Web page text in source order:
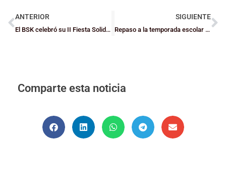
ANTERIOR
El BSK celebró su II Fiesta Solidaria
SIGUIENTE
Repaso a la temporada escolar y pocas novedades para el curso 19/20
Comparte esta noticia